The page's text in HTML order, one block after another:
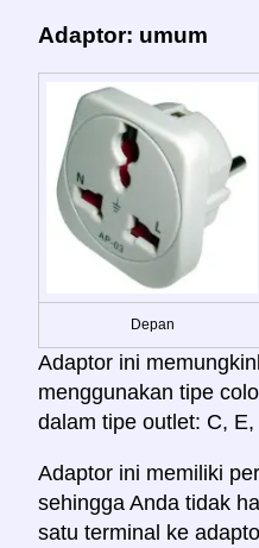
Adaptor: umum
Depan
Adaptor ini
menggunakan tipe
dalam tipe outlet: C, E,
Adaptor ini memiliki
sehingga Anda tidak
satu terminal ke